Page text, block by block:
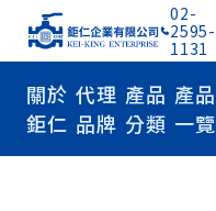
02-
2595-
1131
關於
鉅仁
代理
品牌
產品
分類
產品
一覽